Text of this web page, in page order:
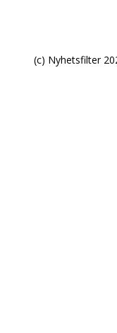
(c) Nyhetsfilter